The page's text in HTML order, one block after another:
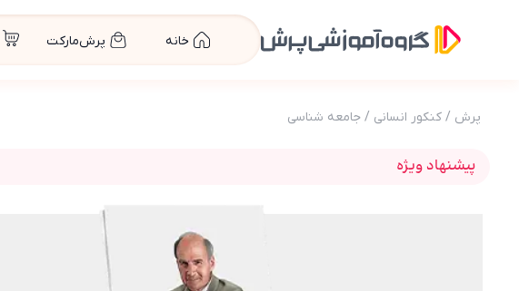
خانه پرش‌مارکت
پرش / کنکور انسانی / جامعه شناسی
پیشنهاد ویژه
عکس محصول بسته معلم خصوصی جامعه شناسی کنکور انسانی